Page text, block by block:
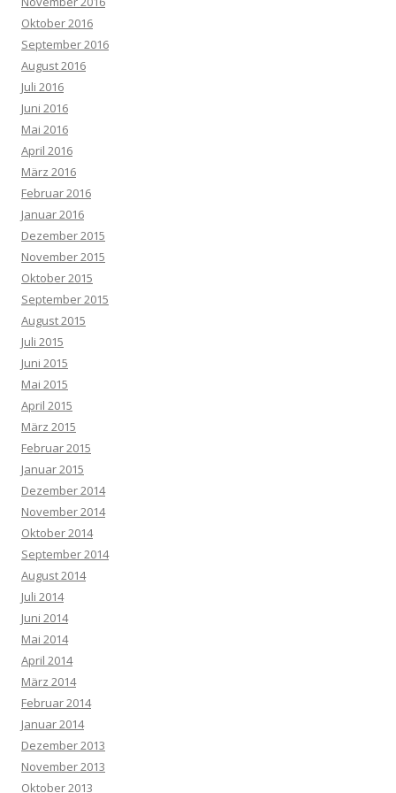
Oktober 2016
September 2016
August 2016
Juli 2016
Juni 2016
Mai 2016
April 2016
März 2016
Februar 2016
Januar 2016
Dezember 2015
November 2015
Oktober 2015
September 2015
August 2015
Juli 2015
Juni 2015
Mai 2015
April 2015
März 2015
Februar 2015
Januar 2015
Dezember 2014
November 2014
Oktober 2014
September 2014
August 2014
Juli 2014
Juni 2014
Mai 2014
April 2014
März 2014
Februar 2014
Januar 2014
Dezember 2013
November 2013
Oktober 2013